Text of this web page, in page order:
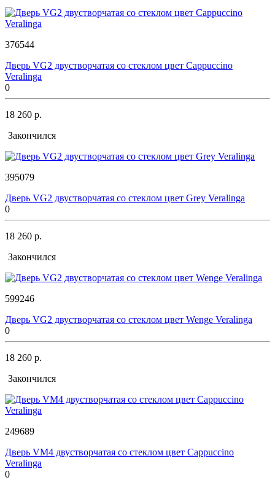
376544
Дверь VG2 двустворчатая со стеклом цвет Cappuccino
Veralinga
0
18 260 р.
Закончился
395079
Дверь VG2 двустворчатая со стеклом цвет Grey Veralinga
0
18 260 р.
Закончился
599246
Дверь VG2 двустворчатая со стеклом цвет Wenge Veralinga
0
18 260 р.
Закончился
249689
Дверь VM4 двустворчатая со стеклом цвет Cappuccino
Veralinga
0